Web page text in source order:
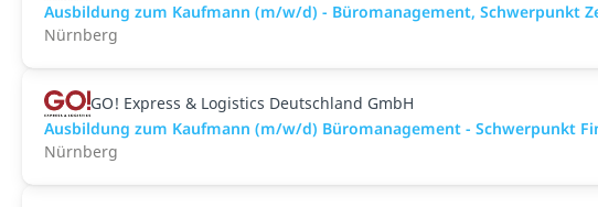
Ausbildung zum Kaufmann (m/w/d) - Büromanagement, Schwerpunkt
Nürnberg
GO! Express & Logistics Deutschland GmbH
Ausbildung zum Kaufmann (m/w/d) Büromanagement - Schwerpunkt
Nürnberg